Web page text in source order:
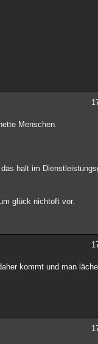
Menschen.
halt im
glück nichtoft vor.
kommt und man